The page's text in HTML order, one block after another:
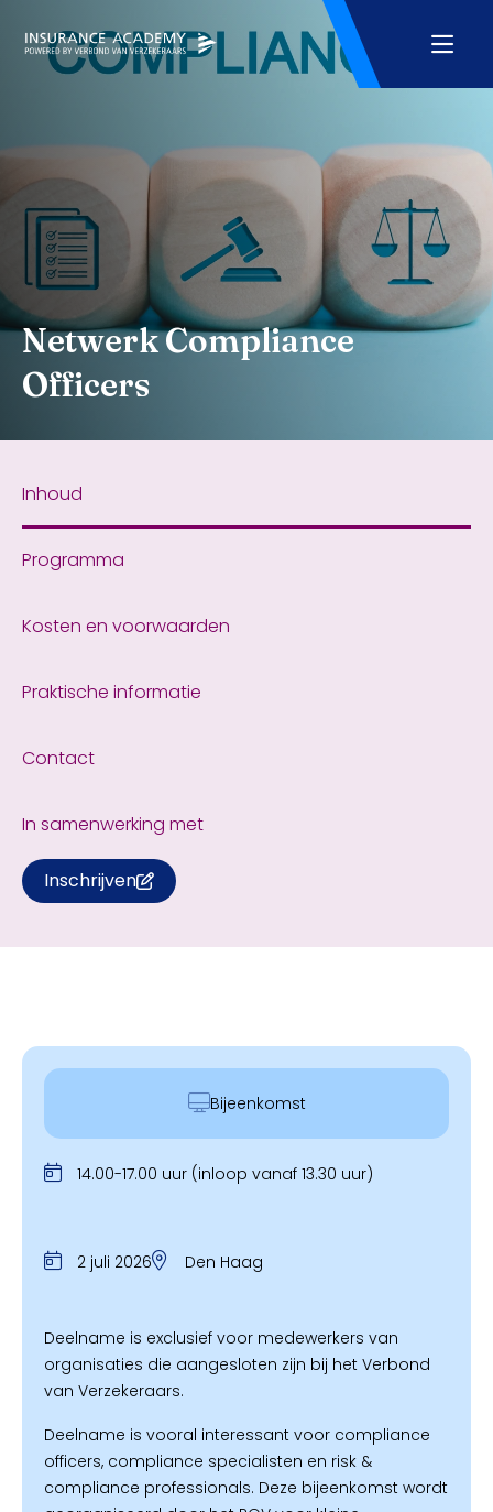
Netwerk Compliance
Officers
Inhoud
Programma
Kosten en voorwaarden
Praktische informatie
Contact
In samenwerking met
Inschrijven
14.00-17.00 uur (inloop vanaf 13.30 uur)
2 juli 2026 Den Haag
Deelname is exclusief voor medewerkers van
organisaties die aangesloten zijn bij het Verbond
van Verzekeraars.
Deelname is vooral interessant voor compliance
officers, compliance specialisten en risk &
compliance professionals. Deze bijeenkomst wordt
Bijeenkomst